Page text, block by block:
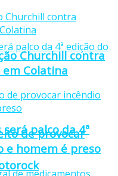
palco da 4ª
Churchill contra
Colatina
de provocar
e homem é preso